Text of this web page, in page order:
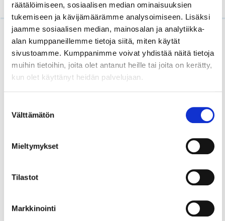
räätälöimiseen, sosiaalisen median ominaisuuksien
tukemiseen ja kävijämäärämme analysoimiseen. Lisäksi
jaamme sosiaalisen median, mainosalan ja analytiikka-
alan kumppaneillemme tietoja siitä, miten käytät
sivustoamme. Kumppanimme voivat yhdistää näitä tietoja
muihin tietoihin, joita olet antanut heille tai joita on kerätty,
kun olet käyttänyt heidän palvelujaan.
valinta
Välttämätön
Mieltymykset
Tilastot
Markkinointi
Oy G. W. Berg & Co Ab
prosessimittauslaitteiden toimittaja
Omistajat: Lasse Jokinen, Mari Kasvio ja